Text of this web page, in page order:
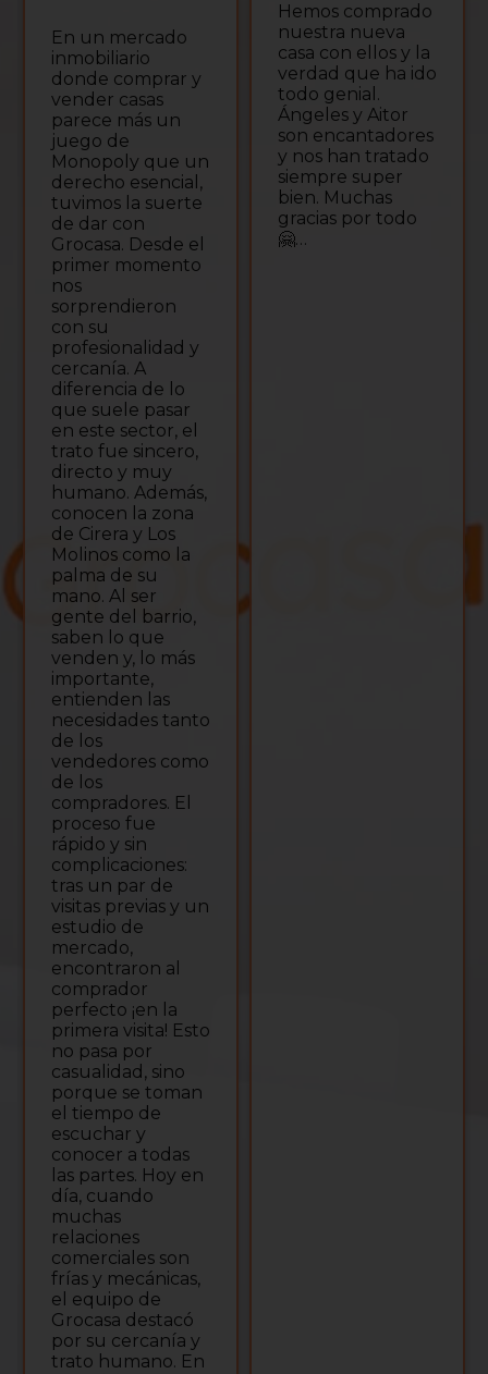
En un mercado
inmobiliario
donde comprar y
vender casas
parece más un
juego de
Monopoly que un
derecho esencial,
tuvimos la suerte
de dar con
Grocasa. Desde el
primer momento
nos
sorprendieron
con su
profesionalidad y
cercanía. A
diferencia de lo
que suele pasar
en este sector, el
trato fue sincero,
directo y muy
humano. Además,
conocen la zona
de Cirera y Los
Molinos como la
palma de su
mano. Al ser
gente del barrio,
saben lo que
venden y, lo más
importante,
entienden las
necesidades tanto
de los
vendedores como
de los
compradores. El
proceso fue
rápido y sin
complicaciones:
tras un par de
visitas previas y un
estudio de
mercado,
encontraron al
comprador
perfecto ¡en la
primera visita! Esto
no pasa por
casualidad, sino
porque se toman
el tiempo de
escuchar y
conocer a todas
las partes. Hoy en
día, cuando
muchas
relaciones
comerciales son
frías y mecánicas,
el equipo de
Grocasa destacó
por su cercanía y
trato humano. En
Hemos comprado
nuestra nueva
casa con ellos y la
verdad que ha ido
todo genial.
Ángeles y Aitor
son encantadores
y nos han tratado
siempre super
bien. Muchas
gracias por todo
🤗…